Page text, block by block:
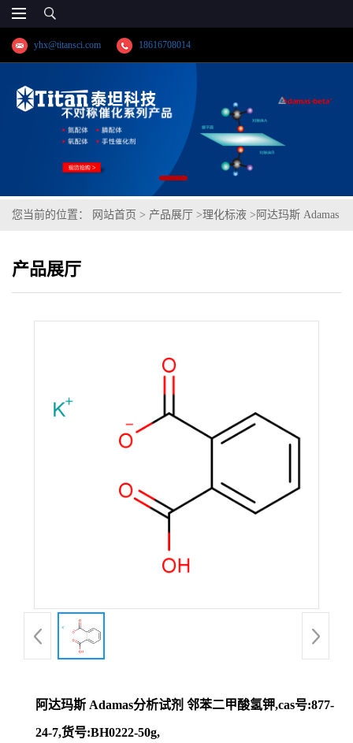
yhx@titansci.com 18616708014
您当前的位置： 网站首页 > 产品展厅 >理化标液 > 阿达玛斯 Adamas
产品展厅
阿达玛斯 Adamas分析试剂 邻苯二甲酸氢钾,cas号:877-
24-7,货号:BH0222-50g,